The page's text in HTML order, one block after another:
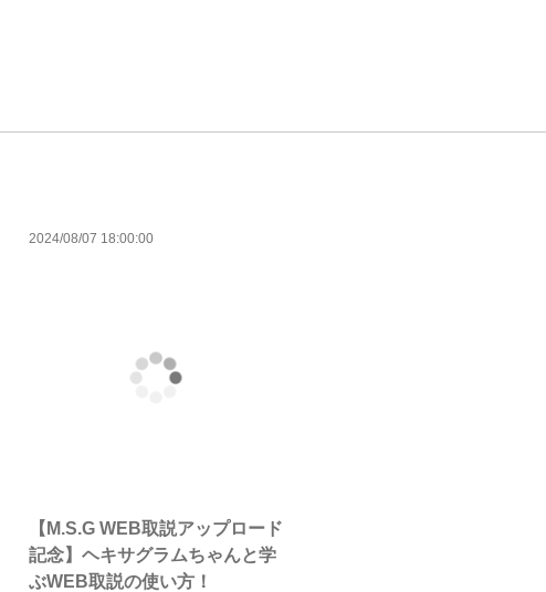
2024/08/07 18:00:00
【M.S.G WEB取説アップロード
記念】ヘキサグラムちゃんと学
ぶWEB取説の使い方！